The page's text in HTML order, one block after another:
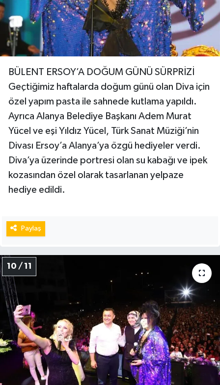
BÜLENT ERSOY’A DOĞUM GÜNÜ SÜRPRİZİ
Geçtiğimiz haftalarda doğum günü olan Diva için
özel yapım pasta ile sahnede kutlama yapıldı.
Ayrıca Alanya Belediye Başkanı Adem Murat
Yücel ve eşi Yıldız Yücel, Türk Sanat Müziği’nin
Divası Ersoy’a Alanya’ya özgü hediyeler verdi.
Diva’ya üzerinde portresi olan su kabağı ve ipek
kozasından özel olarak tasarlanan yelpaze
hediye edildi.
Paylaş
10 / 11